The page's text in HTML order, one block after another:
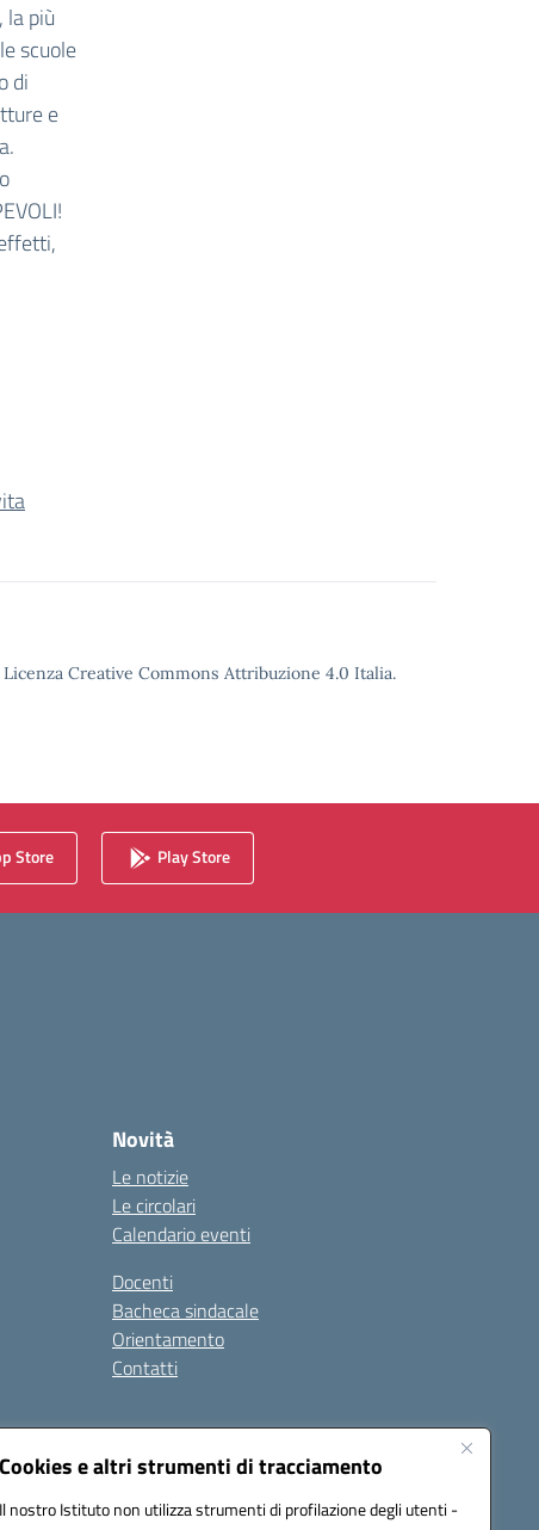
Cookies e altri strumenti di tracciamento
Il nostro Istituto non utilizza strumenti di profilazione degli utenti -
, la più
scuole
di
e
Creative Commons Attribuzione 4.0 Italia.
Store Play Store
Novità
Le notizie
Le circolari
Calendario eventi
Docenti
Bacheca sindacale
Orientamento
Contatti